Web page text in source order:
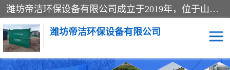
潍坊帝洁环保设备有限公司成立于2019年，位于山东省潍坊市潍城经济开发区；公司专注于环境保护专用设备及配件的研发、生产、安装与销售，同时涉及医用消毒设备、机电设备和仪器仪表的销售。此外，公司提供环保工程施工、环保技术研发与转让、技术服务以及环境工程专项设计服务，致力于为客户提供全面的环保解决方案，助力绿色可持续发展。
潍坊帝洁环保设备有限公司